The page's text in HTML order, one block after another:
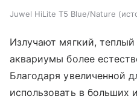
Juwel HiLite T5 Blue/Nature
Излучают мягкий,
аквариумы более
Благодаря увеличенной
использовать в больших